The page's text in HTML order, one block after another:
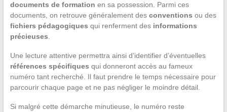
documents de formation en sa possession. Parmi ces
documents, on retrouve généralement des conventions ou des
fichiers pédagogiques qui renferment des informations
précieuses
Une lecture attentive permettra ainsi d’identifier d’éventuelles
références spécifiques qui donneront accès au fameux
numéro tant recherché. Il faut prendre le temps nécessaire pour
parcourir chaque page et ne pas négliger le moindre détail.
Si malgré cette démarche minutieuse, le numéro reste